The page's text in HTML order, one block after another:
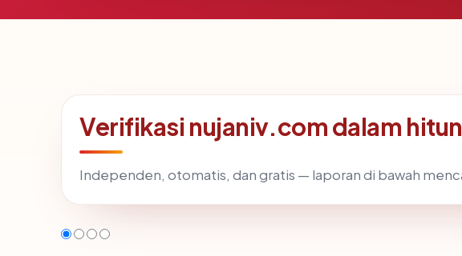
Verifikasi nujaniv.com dalam
Independen, otomatis, dan gratis — laporan di bawah